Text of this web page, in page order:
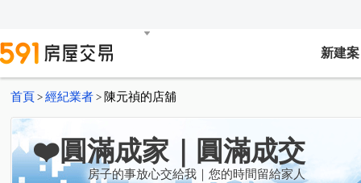
新建案
首頁 > 經紀業者 > 陳元禎的店舖
❤️圓滿成家｜圓滿成交
房子的事放心交給我｜您的時間留給家人